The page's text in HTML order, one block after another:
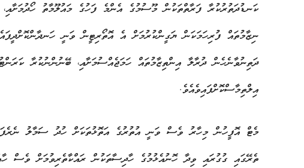
ކަނޑުދަތުރުކުރާ ފަރާތްތަކުން މޫސުމުގެ އެންމެ ފަހުގެ މައުލޫމާތު
ނިޒާމުތައް ފުރިހަމަކަން ޔަގީންކުރުމަށް އެ އޮތޯރިޓީން ވަނީ
ދަތިނުވާނެހެން ދުރާލާ އިންތިޒާމުތައް ހަމަޖެއްސުމަށާއި، ބޭނުންނުކުރާ
އިލްތިމާސްކޮށްފައިވެއެވެ.
މެޓް އޮފީހުން މިހާރު ވެސް ވަނީ އުތުރުގެ އަތޮޅުތަކަށް ހުދު ސަމާލު
ތެރޭގައި ގުގުރައި ވިދާ ހޮނުއެޅުމުގެ ހާދިސާތަކުން ރައްކާތެރިވުމަށް ވެސް